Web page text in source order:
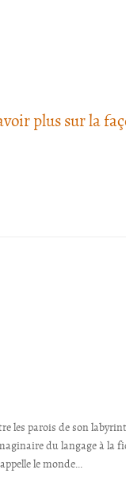
plus sur la
les parois de son
du langage à la
le monde...